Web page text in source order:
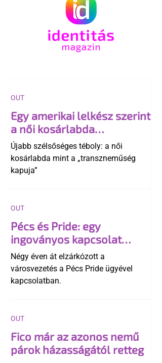
Egy amerikai lelkész szerint
a női kosárlabda
transzneműséghez vezet
Újabb szélsőséges téboly: a női
kosárlabda mint a „transzneműség
kapuja”
OUT
Pécs és Pride: egy
ingoványos kapcsolat
története
Négy éven át elzárkózott a
városvezetés a Pécs Pride ügyével
kapcsolatban.
OUT
Fico már az azonos nemű
párok házasságától retteg
OUT